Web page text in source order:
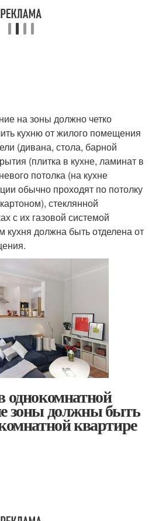
на зоны должно четко
кухню от жилого помещения
(дивана, стола, барной
(плитка в кухне, ламинат в
потолка (на кухне
обычно проходят по потолку
стеклянной
с их газовой системой
должна быть отделена от
однокомнатной
зоны должны быть
квартире